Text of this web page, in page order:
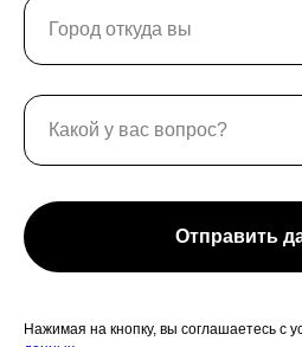
Отправить
Нажимая на кнопку, вы соглашаетесь с